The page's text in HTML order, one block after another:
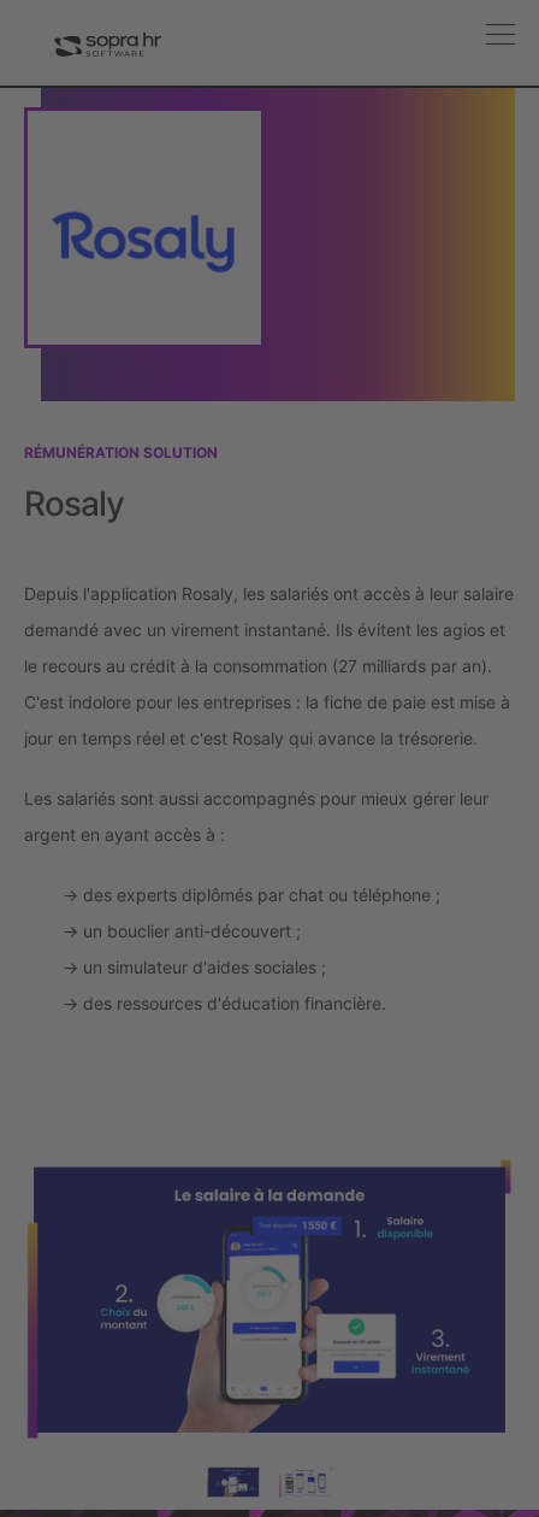
RÉMUNÉRATION SOLUTION
Rosaly
Depuis l'application Rosaly, les salariés ont accès à leur salaire
demandé avec un virement instantané. Ils évitent les agios et
le recours au crédit à la consommation (27 milliards par an).
C'est indolore pour les entreprises : la fiche de paie est mise à
jour en temps réel et c'est Rosaly qui avance la trésorerie.
Les salariés sont aussi accompagnés pour mieux gérer leur
argent en ayant accès à :
→ des experts diplômés par chat ou téléphone ;
→ un bouclier anti-découvert ;
→ un simulateur d'aides sociales ;
→ des ressources d'éducation financière.